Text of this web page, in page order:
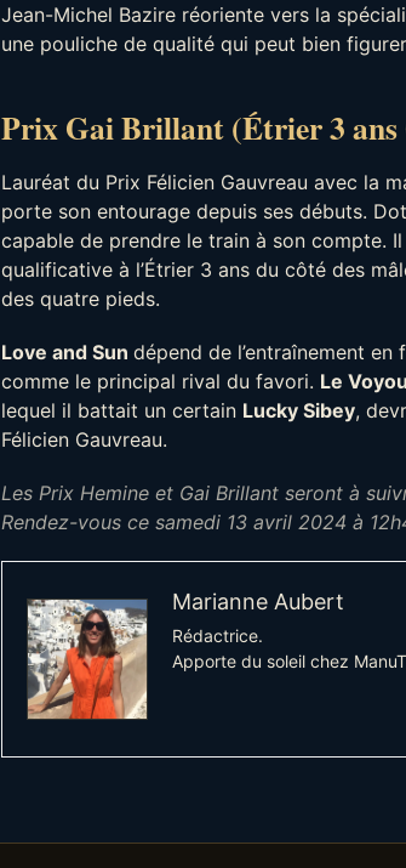
Jean-Michel Bazire réoriente vers la
une pouliche de qualité qui peut bien
Prix Gai Brillant (Étrier 3 ans
Lauréat du Prix Félicien Gauvreau avec la
porte son entourage depuis ses débuts.
capable de prendre le train à son compte.
qualificative à l’Étrier 3 ans du côté des
des quatre pieds.
Love and Sun dépend de l’entraînement
comme le principal rival du favori. Le
lequel il battait un certain Lucky Sibey,
Félicien Gauvreau.
Les Prix Hemine et Gai Brillant seront à
Rendez-vous ce samedi 13 avril 2024 à
Marianne Aubert
Rédactrice.
Apporte du soleil chez